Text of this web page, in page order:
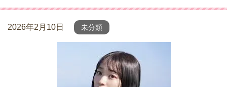
2026年2月10日 未分類